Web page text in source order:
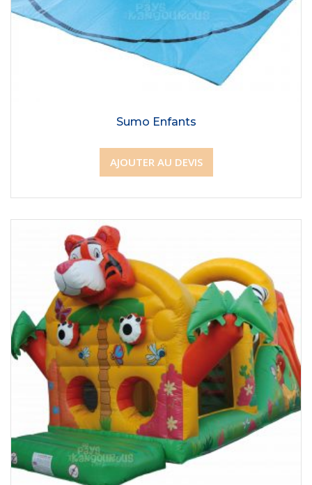
Sumo Enfants
AJOUTER AU DEVIS